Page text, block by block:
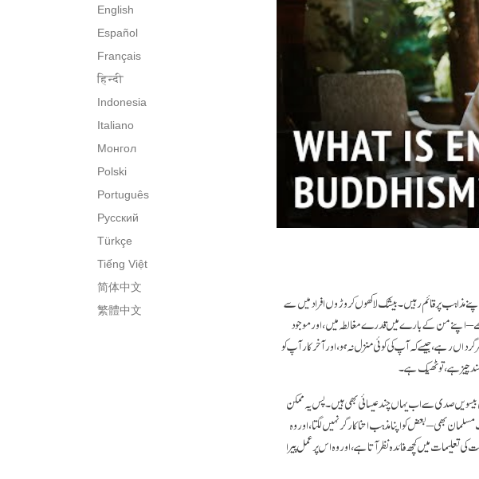
English
Español
Français
हिन्दी
Indonesia
Italiano
Монгол
Polski
Português
Русский
Türkçe
Tiếng Việt
简体中文
繁體中文
مذاہب پر قائم رہیں۔ بیشک لاکھوں کروڑوں افراد میں سے
آپ میں چند ایک ۱۹۶۰ کی دہائی میں ہپیوں جیسے تھے – اپنے من کے بارے میں قدرے مغالطہ میں، اور موجود
رہے، جیسے کہ آپ کی کوئی منزل نہ ہو، اور آخر کار آپ کو
چیز ہے، تو ٹھیک ہے۔
میں بیسویں صدی سے اب یہاں چند عیسائی بھی ہیں۔ پس یہ ممکن
بھی – بعض کو اپنا مذہب اتنا کارگر نہیں لگتا، اور وہ
میں کچھ فائدہ نظر آتا ہے، اور وہ اس پر عمل پیرا